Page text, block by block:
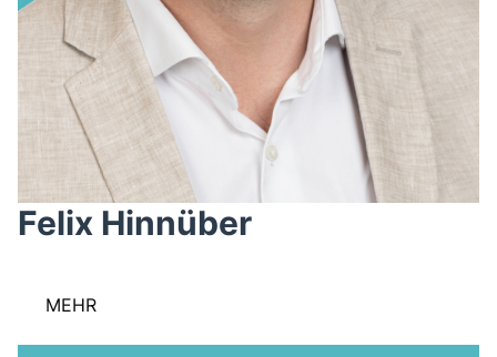
Felix Hinnüber
MEHR